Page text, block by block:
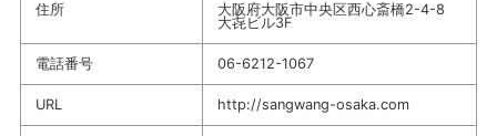
住所
大阪府大阪市中央区西心斎橋2-4-8
大㐂ビル3F
電話番号 06-6212-1067
URL http://sangwang-osaka.com